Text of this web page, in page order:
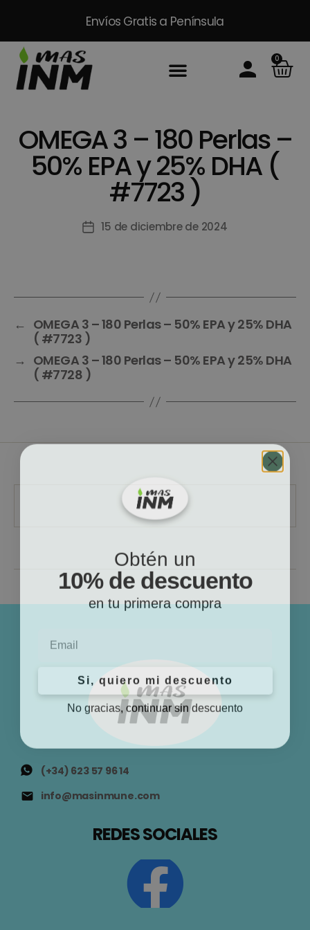
Envíos Gratis a Península
0
OMEGA 3 – 180 Perlas –
50% EPA y 25% DHA (
#7723 )
15 de diciembre de 2024
← OMEGA 3 – 180 Perlas – 50% EPA y 25% DHA
( #7723 )
→ OMEGA 3 – 180 Perlas – 50% EPA y 25% DHA
( #7728 )
(+34) 623 57 96 14
info@masinmune.com
REDES SOCIALES
Obtén un
10% de descuento
en tu primera compra
Si, quiero mi descuento
No gracias, continuar sin descuento